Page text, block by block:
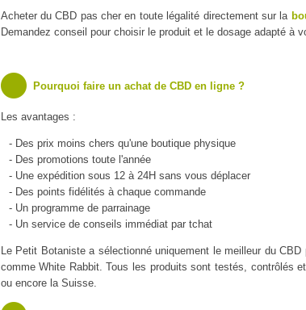
Acheter du CBD pas cher en toute légalité directement sur la
Demandez conseil pour choisir le produit et le dosage adapté à
Pourquoi faire un achat de CBD en ligne ?
Les avantages :
- Des prix moins chers qu'une boutique physique
- Des promotions toute l'année
- Une expédition sous 12 à 24H sans vous déplacer
- Des points fidélités à chaque commande
- Un programme de parrainage
- Un service de conseils immédiat par tchat
Le Petit Botaniste a sélectionné uniquement le meilleur du
comme White Rabbit. Tous les produits sont testés, contrôlés
ou encore la Suisse.